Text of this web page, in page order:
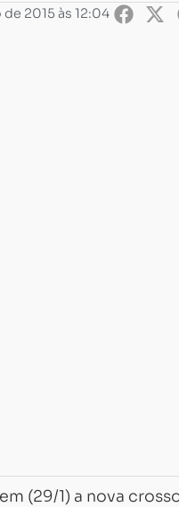
2015 às 12:04
(29/1) a nova